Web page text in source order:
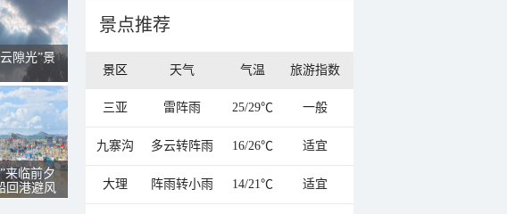
隙光”景
来临前夕
回港避风
景点推荐
景区 天气 气温 旅游指数
三亚 雷阵雨 25/29℃ 一般
九寨沟 多云转阵雨 16/26℃ 适宜
大理 阵雨转小雨 14/21℃ 适宜